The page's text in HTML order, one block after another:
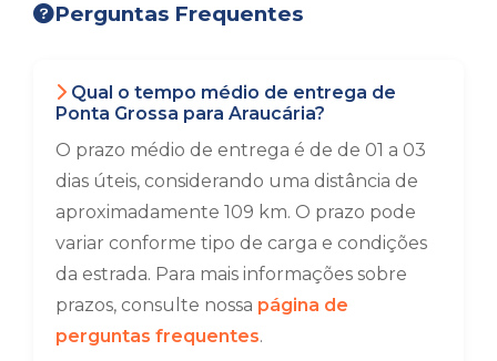
Perguntas Frequentes
Qual o tempo médio de entrega de
Ponta Grossa para Araucária?
O prazo médio de entrega é de de 01 a 03
dias úteis, considerando uma distância de
aproximadamente 109 km. O prazo pode
variar conforme tipo de carga e condições
da estrada. Para mais informações sobre
prazos, consulte nossa página de
perguntas frequentes.